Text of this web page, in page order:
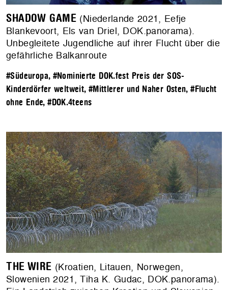
SHADOW GAME (Niederlande 2021, Eefje
Blankevoort, Els van Driel, DOK.panorama).
Unbegleitete Jugendliche auf ihrer Flucht über die
gefährliche Balkanroute
#Südeuropa, #Nominierte DOK.fest Preis der SOS-
Kinderdörfer weltweit, #Mittlerer und Naher Osten,#Flucht
ohne Ende,#DOK.4teens
THE WIRE (Kroatien, Litauen, Norwegen,
Slowenien 2021, Tiha K. Gudac, DOK.panorama).